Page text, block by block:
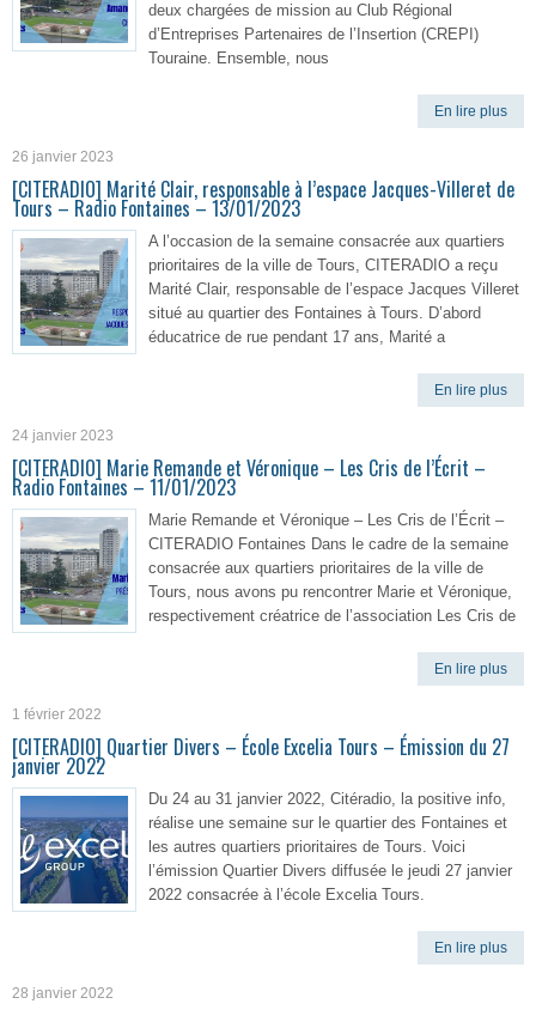
deux chargées de mission au Club Régional
d’Entreprises Partenaires de l’Insertion (CREPI)
Touraine. Ensemble, nous
En lire plus
26 janvier 2023
[CITERADIO] Marité Clair, responsable à l’espace Jacques-Villeret de
Tours – Radio Fontaines – 13/01/2023
A l’occasion de la semaine consacrée aux quartiers
prioritaires de la ville de Tours, CITERADIO a reçu
Marité Clair, responsable de l’espace Jacques Villeret
situé au quartier des Fontaines à Tours. D’abord
éducatrice de rue pendant 17 ans, Marité a
En lire plus
24 janvier 2023
[CITERADIO] Marie Remande et Véronique – Les Cris de l’Écrit –
Radio Fontaines – 11/01/2023
Marie Remande et Véronique – Les Cris de l’Écrit –
CITERADIO Fontaines Dans le cadre de la semaine
consacrée aux quartiers prioritaires de la ville de
Tours, nous avons pu rencontrer Marie et Véronique,
respectivement créatrice de l’association Les Cris de
En lire plus
1 février 2022
[CITERADIO] Quartier Divers – École Excelia Tours – Émission du 27
janvier 2022
Du 24 au 31 janvier 2022, Citéradio, la positive info,
réalise une semaine sur le quartier des Fontaines et
les autres quartiers prioritaires de Tours. Voici
l’émission Quartier Divers diffusée le jeudi 27 janvier
2022 consacrée à l’école Excelia Tours.
En lire plus
28 janvier 2022